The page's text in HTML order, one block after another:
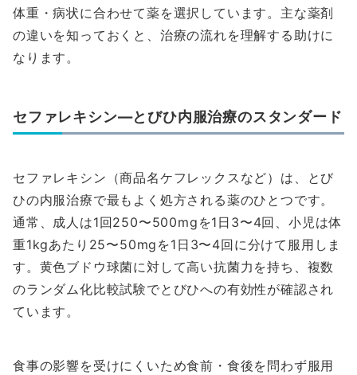
体重・病状に合わせて薬を選択しています。主な薬剤
の違いを知っておくと、治療の流れを理解する助けに
なります。
セファレキシン—とびひ内服治療のスタンダード
セファレキシン（商品名ケフレックスなど）は、とび
ひの内服治療で最もよく処方される薬のひとつです。
通常、成人は1回250〜500mgを1日3〜4回、小児は体
重1kgあたり25〜50mgを1日3〜4回に分けて服用しま
す。黄色ブドウ球菌に対して高い抗菌力を持ち、複数
のランダム化比較試験でとびひへの有効性が確認され
ています。
食事の影響を受けにくいため食前・食後を問わず服用